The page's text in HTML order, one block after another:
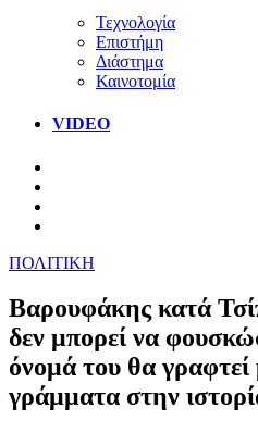
Τεχνολογία
Επιστήμη
Διάστημα
Καινοτομία
VIDEO
ΠΟΛΙΤΙΚΗ
Βαρουφάκης κατά
δεν μπορεί να
όνομά του θα
γράμματα στην